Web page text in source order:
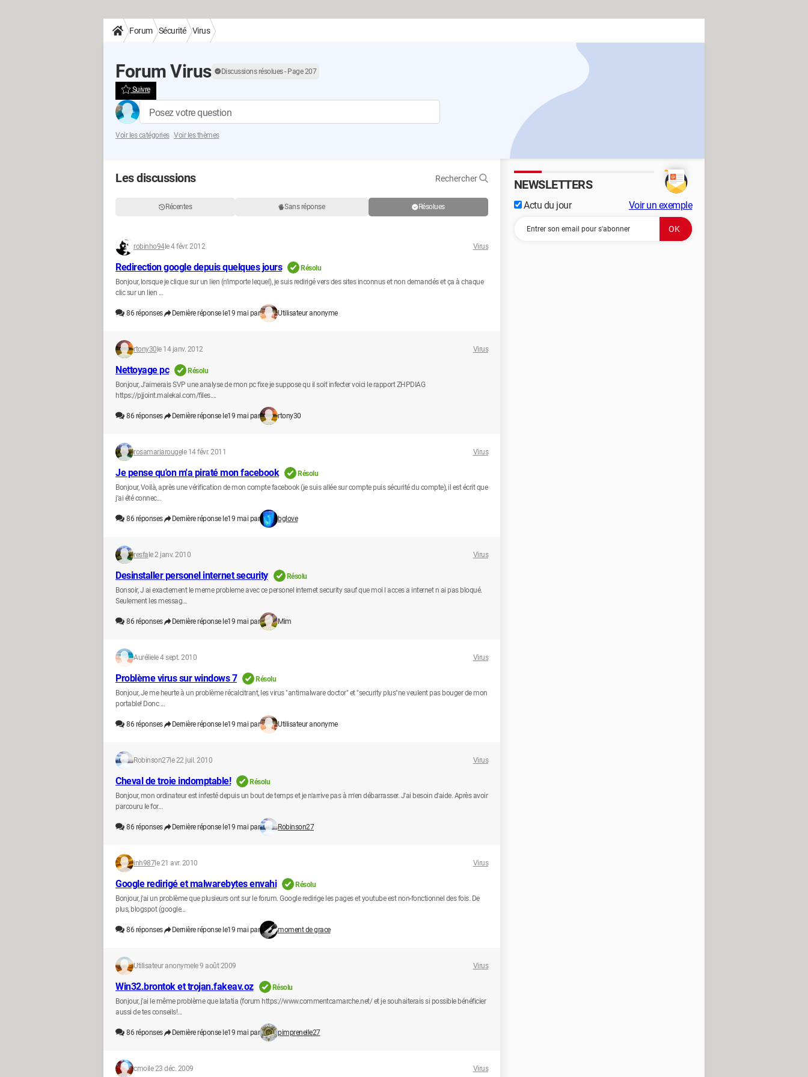
Forum Sécurité Virus
Forum Virus Discussions résolues - Page 207
Suivre
Posez votre question
Voir les catégories Voir les thèmes
Les discussions Rechercher
Récentes Sans réponse Résolues
robinho94le 4 févr. 2012 Virus
Redirection google depuis quelques jours
Résolu
Bonjour, lorsque je clique sur un lien (n'importe lequel), je suis redirigé vers des sites inconnus et non demandés et ça à chaque
clic sur un lien ...
86 réponses Dernière réponse le19 mai par Utilisateur anonyme
rtony30 le 14 janv. 2012 Virus
Nettoyage pc
Résolu
Bonjour, J'aimerais SVP une analyse de mon pc fixe je suppose qu il soit infecter voici le rapport ZHPDIAG
https://pjjoint.malekal.com/files....
86 réponses Dernière réponse le19 mai par rtony30
rosamariarougele 14 févr. 2011 Virus
Je pense qu'on m'a piraté mon facebook
Résolu
Bonjour, Voilà, après une vérification de mon compte facebook (je suis allée sur compte puis sécurité du compte), il est écrit que
j'ai été connec...
86 réponses Dernière réponse le19 mai par bglove
resfa le 2 janv. 2010 Virus
Desinstaller personel internet security
Résolu
Bonsoir, J ai exactement le meme probleme avec ce personel internet security sauf que moi l acces a internet n ai pas bloqué.
Seulement les messag...
86 réponses Dernière réponse le19 mai par Mim
Auréliele 4 sept. 2010 Virus
Problème virus sur windows 7
Résolu
Bonjour, Je me heurte à un problème récalcitrant, les virus "antimalware doctor" et "security plus"ne veulent pas bouger de mon
portable! Donc ...
86 réponses Dernière réponse le19 mai par Utilisateur anonyme
Robinson27 le 22 juil. 2010 Virus
Cheval de troie indomptable!
Résolu
Bonjour, mon ordinateur est infesté depuis un bout de temps et je n'arrive pas à m'en débarrasser. J'ai besoin d'aide. Après avoir
parcouru le for...
86 réponses Dernière réponse le19 mai par Robinson27
inh987 le 21 avr. 2010 Virus
Google redirigé et malwarebytes envahi
Résolu
Bonjour, j'ai un problème que plusieurs ont sur le forum. Google redirige les pages et youtube est non-fonctionnel des fois. De
plus, blogspot (google...
86 réponses Dernière réponse le19 mai par moment de grace
Utilisateur anonymele 9 août 2009 Virus
Win32.brontok et trojan.fakeav.oz
Résolu
Bonjour, j'ai le même problème que latatia (forum https://www.commentcamarche.net/ et je souhaiterais si possible bénéficier
aussi de tes conseils!...
86 réponses Dernière réponse le19 mai par pimprenelle27
cmoi le 23 déc. 2009 Virus
NEWSLETTERS
Actu du jour Voir un exemple